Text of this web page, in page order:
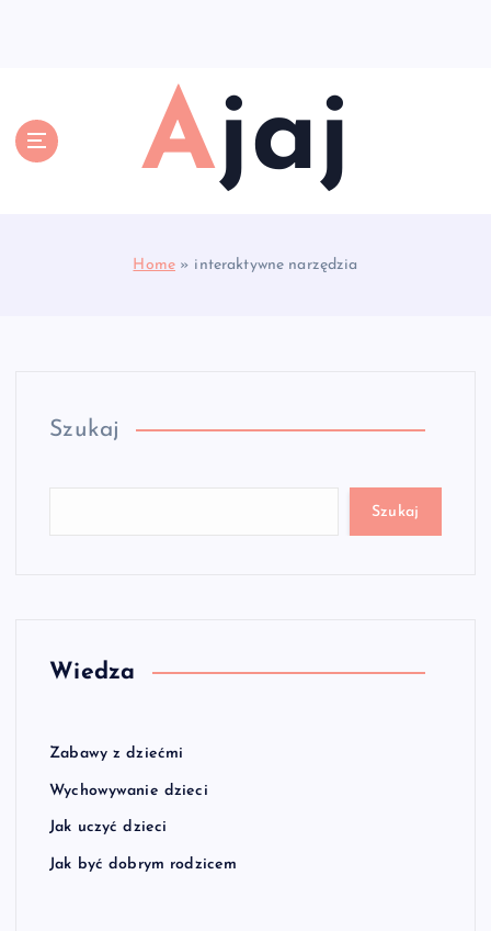
Ajaj
Home » interaktywne narzędzia
Szukaj
Szukaj
Wiedza
Zabawy z dziećmi
Wychowywanie dzieci
Jak uczyć dzieci
Jak być dobrym rodzicem